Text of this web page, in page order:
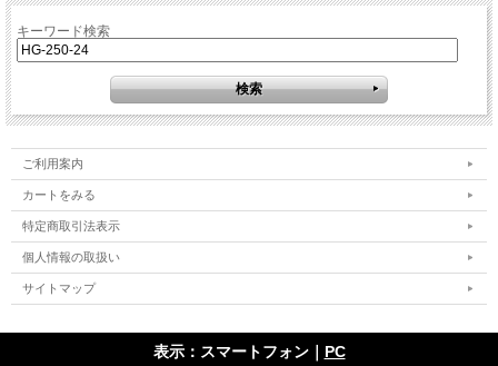
キーワード検索
ご利用案内
カートをみる
特定商取引法表示
個人情報の取扱い
サイトマップ
表示：スマートフォン｜ PC